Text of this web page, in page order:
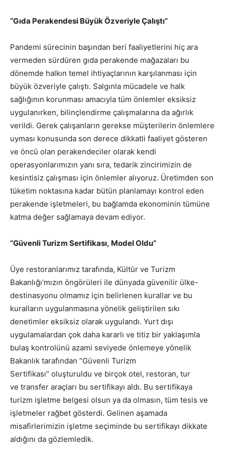
“Gıda Perakendesi Büyük Özveriyle Çalıştı”
Pandemi sürecinin başından beri faaliyetlerini hiç ara
vermeden sürdüren gıda perakende mağazaları bu
dönemde halkın temel ihtiyaçlarının karşılanması için
büyük özveriyle çalıştı. Salgınla mücadele ve halk
sağlığının korunması amacıyla tüm önlemler eksiksiz
uygulanırken, bilinçlendirme çalışmalarına da ağırlık
verildi. Gerek çalışanların gerekse müşterilerin önlemlere
uyması konusunda son derece dikkatli faaliyet gösteren
ve öncü olan perakendeciler olarak kendi
operasyonlarımızın yanı sıra, tedarik zincirimizin de
kesintisiz çalışması için önlemler alıyoruz. Üretimden son
tüketim noktasına kadar bütün planlamayı kontrol eden
perakende işletmeleri, bu bağlamda ekonominin tümüne
katma değer sağlamaya devam ediyor.
“Güvenli Turizm Sertifikası, Model Oldu”
Üye restoranlarımız tarafında, Kültür ve Turizm
Bakanlığı’mızın öngörüleri ile dünyada güvenilir ülke-
destinasyonu olmamız için belirlenen kurallar ve bu
kuralların uygulanmasına yönelik geliştirilen sıkı
denetimler eksiksiz olarak uygulandı. Yurt dışı
uygulamalardan çok daha kararlı ve titiz bir yaklaşımla
bulaş kontrolünü azami seviyede önlemeye yönelik
Bakanlık tarafından “Güvenli Turizm
Sertifikası” oluşturuldu ve birçok otel, restoran, tur
ve transfer araçları bu sertifikayı aldı. Bu sertifikaya
turizm işletme belgesi olsun ya da olmasın, tüm tesis ve
işletmeler rağbet gösterdi. Gelinen aşamada
misafirlerimizin işletme seçiminde bu sertifikayı dikkate
aldığını da gözlemledik.